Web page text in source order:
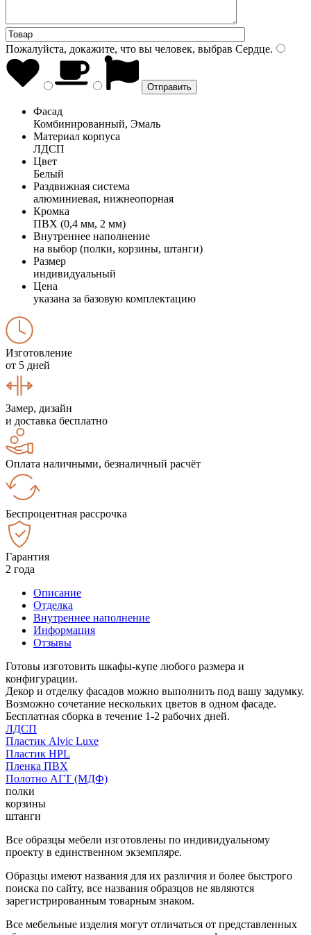
Пожалуйста, докажите, что вы человек, выбрав Сердце.
Фасад
Комбинированный, Эмаль
Материал корпуса
ЛДСП
Цвет
Белый
Раздвижная система
алюминиевая, нижнеопорная
Кромка
ПВХ (0,4 мм, 2 мм)
Внутреннее наполнение
на выбор (полки, корзины, штанги)
Размер
индивидуальный
Цена
указана за базовую комплектацию
Изготовление
от 5 дней
Замер, дизайн
и доставка бесплатно
Оплата наличными, безналичный расчёт
Беспроцентная рассрочка
Гарантия
2 года
Описание
Отделка
Внутреннее наполнение
Информация
Отзывы
Готовы изготовить шкафы-купе любого размера и
конфигурации.
Декор и отделку фасадов можно выполнить под вашу задумку.
Возможно сочетание нескольких цветов в одном фасаде.
Бесплатная сборка в течение 1-2 рабочих дней.
ЛДСП
Пластик Alvic Luxe
Пластик HPL
Пленка ПВХ
Полотно АГТ (МДФ)
полки
корзины
штанги
Все образцы мебели изготовлены по индивидуальному
проекту в единственном экземпляре.
Образцы имеют названия для их различия и более быстрого
поиска по сайту, все названия образцов не являются
зарегистрированным товарным знаком.
Все мебельные изделия могут отличаться от представленных